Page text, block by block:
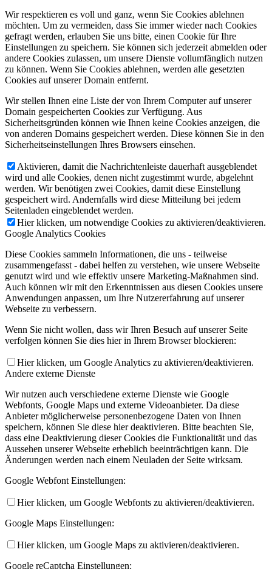
Wir respektieren es voll und ganz, wenn Sie Cookies ablehnen
möchten. Um zu vermeiden, dass Sie immer wieder nach Cookies
gefragt werden, erlauben Sie uns bitte, einen Cookie für Ihre
Einstellungen zu speichern. Sie können sich jederzeit abmelden oder
andere Cookies zulassen, um unsere Dienste vollumfänglich nutzen
zu können. Wenn Sie Cookies ablehnen, werden alle gesetzten
Cookies auf unserer Domain entfernt.
Wir stellen Ihnen eine Liste der von Ihrem Computer auf unserer
Domain gespeicherten Cookies zur Verfügung. Aus
Sicherheitsgründen können wie Ihnen keine Cookies anzeigen, die
von anderen Domains gespeichert werden. Diese können Sie in den
Sicherheitseinstellungen Ihres Browsers einsehen.
Aktivieren, damit die Nachrichtenleiste dauerhaft ausgeblendet
wird und alle Cookies, denen nicht zugestimmt wurde, abgelehnt
werden. Wir benötigen zwei Cookies, damit diese Einstellung
gespeichert wird. Andernfalls wird diese Mitteilung bei jedem
Seitenladen eingeblendet werden.
Hier klicken, um notwendige Cookies zu aktivieren/deaktivieren.
Google Analytics Cookies
Diese Cookies sammeln Informationen, die uns - teilweise
zusammengefasst - dabei helfen zu verstehen, wie unsere Webseite
genutzt wird und wie effektiv unsere Marketing-Maßnahmen sind.
Auch können wir mit den Erkenntnissen aus diesen Cookies unsere
Anwendungen anpassen, um Ihre Nutzererfahrung auf unserer
Webseite zu verbessern.
Wenn Sie nicht wollen, dass wir Ihren Besuch auf unserer Seite
verfolgen können Sie dies hier in Ihrem Browser blockieren:
Hier klicken, um Google Analytics zu aktivieren/deaktivieren.
Andere externe Dienste
Wir nutzen auch verschiedene externe Dienste wie Google
Webfonts, Google Maps und externe Videoanbieter. Da diese
Anbieter möglicherweise personenbezogene Daten von Ihnen
speichern, können Sie diese hier deaktivieren. Bitte beachten Sie,
dass eine Deaktivierung dieser Cookies die Funktionalität und das
Aussehen unserer Webseite erheblich beeinträchtigen kann. Die
Änderungen werden nach einem Neuladen der Seite wirksam.
Google Webfont Einstellungen:
Hier klicken, um Google Webfonts zu aktivieren/deaktivieren.
Google Maps Einstellungen:
Hier klicken, um Google Maps zu aktivieren/deaktivieren.
Google reCaptcha Einstellungen: